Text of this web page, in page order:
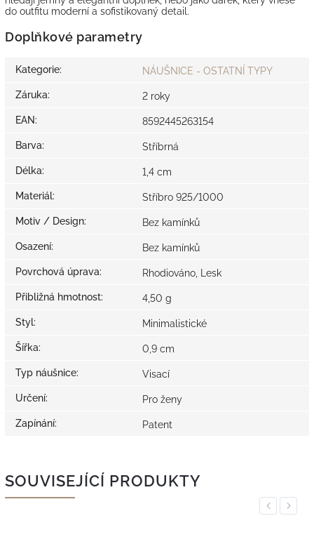
do outfitu moderní a sofistikovaný detail.
Doplňkové parametry
Kategorie: NÁUŠNICE - OSTATNÍ TYPY
Záruka: 2 roky
EAN: 8592445263154
Barva: Stříbrná
Délka: 1,4 cm
Materiál: Stříbro 925/1000
Motiv / Design: Bez kamínků
Osazení: Bez kamínků
Povrchová úprava: Rhodiováno, Lesk
Přibližná hmotnost: 4,50 g
Styl: Minimalistické
Šířka: 0,9 cm
Typ náušnice: Visací
Určení: Pro ženy
Zapínání: Patent
SOUVISEJÍCÍ PRODUKTY
Previous
Next